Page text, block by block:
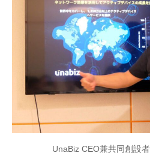
UnaBiz CEO兼共同創設